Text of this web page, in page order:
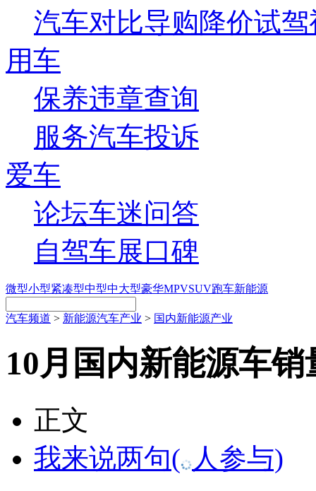
汽车对比导购降价试驾
用车
保养违章查询
服务汽车投诉
爱车
论坛车迷问答
自驾车展口碑
微型小型紧凑型中型中大型豪华MPVSUV跑车新能源
汽车频道 > 新能源汽车产业 > 国内新能源产业
10月国内新能源车
正文
我来说两句( 人参与)